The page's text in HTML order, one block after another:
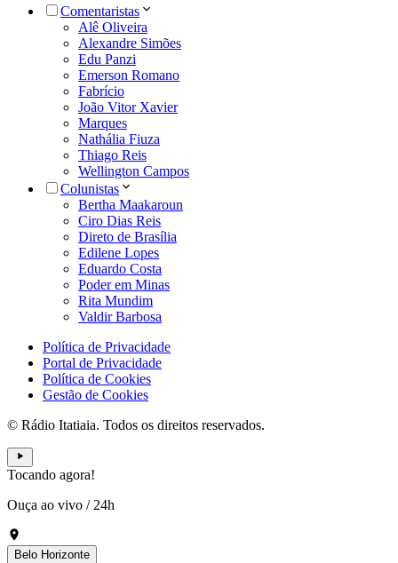
Comentaristas
Alê Oliveira
Alexandre Simões
Edu Panzi
Emerson Romano
Fabrício
João Vitor Xavier
Marques
Nathália Fiuza
Thiago Reis
Wellington Campos
Colunistas
Bertha Maakaroun
Ciro Dias Reis
Direto de Brasília
Edilene Lopes
Eduardo Costa
Poder em Minas
Rita Mundim
Valdir Barbosa
Política de Privacidade
Portal de Privacidade
Política de Cookies
Gestão de Cookies
© Rádio Itatiaia. Todos os direitos reservados.
Tocando agora!
Ouça ao vivo / 24h
Belo Horizonte